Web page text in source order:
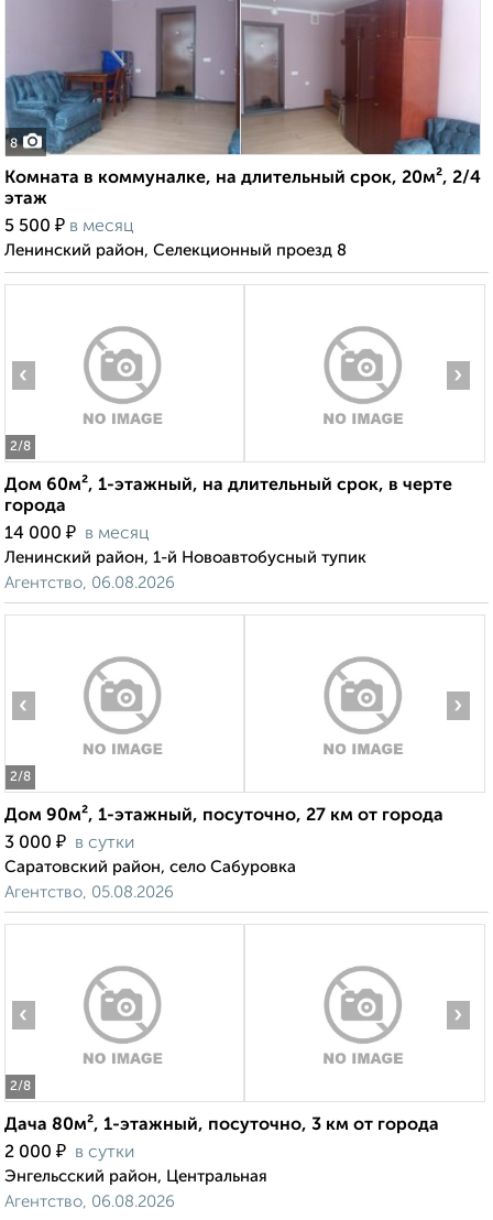
8
Комната в коммуналке, на длительный срок, 20м², 2/4
этаж
5 500 ₽ в месяц
Ленинский район, Селекционный проезд 8
2/8
‹ ›
Дом 60м², 1-этажный, на длительный срок, в черте
города
14 000 ₽ в месяц
Ленинский район, 1-й Новоавтобусный тупик
Агентство, 06.08.2026
2/8
‹ ›
Дом 90м², 1-этажный, посуточно, 27 км от города
3 000 ₽ в сутки
Саратовский район, село Сабуровка
Агентство, 05.08.2026
2/8
‹ ›
Дача 80м², 1-этажный, посуточно, 3 км от города
2 000 ₽ в сутки
Энгельсский район, Центральная
Агентство, 06.08.2026